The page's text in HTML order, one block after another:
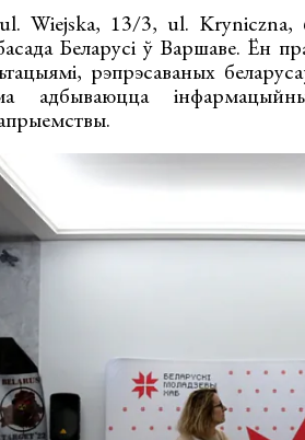
Wiejska, 13/3, ul. Kryniczna,
Беларусі ў Варшаве. Ён
рэпрэсаваных
адбываюцца